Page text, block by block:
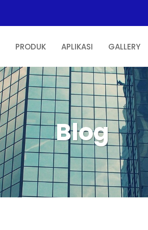
PRODUK APLIKASI GALLERY
Blog